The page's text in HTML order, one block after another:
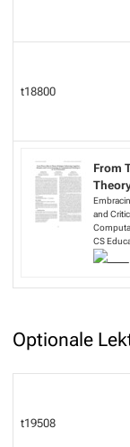
t18800
From
and
CS
Optionale
t19508